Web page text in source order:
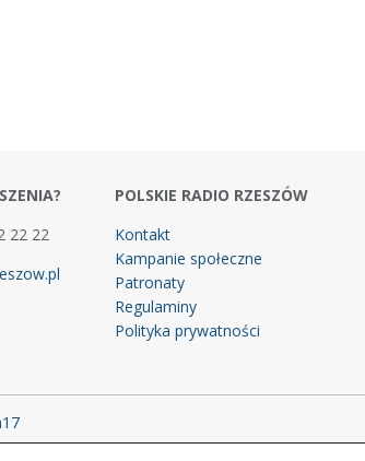
22 22
POLSKIE RADIO RZESZÓW
Kontakt
Kampanie społeczne
Patronaty
Regulaminy
Polityka prywatności